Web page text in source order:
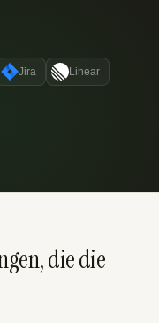
Jira Linear
die die